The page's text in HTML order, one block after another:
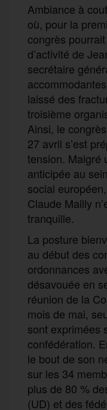
Ambiance à
où, pour la
congrès
d’activité de
secrétaire
laissé des
troisième
Ainsi, le
27 avril s’est
tension. Malgré
anticipée au
social
Claude Mailly
tranquille.
La posture
au début des
ordonnances
désavouée en
réunion de la
mois de mai,
sont exprimées
confédération.
le bout de son
sur les 34
plus de 80 %
(UD) et des